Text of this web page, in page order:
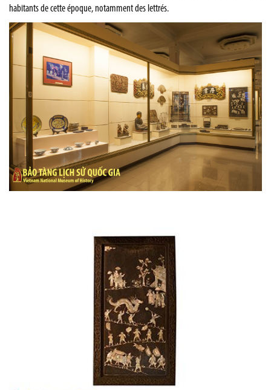
habitants de cette époque, notamment des lettrés.